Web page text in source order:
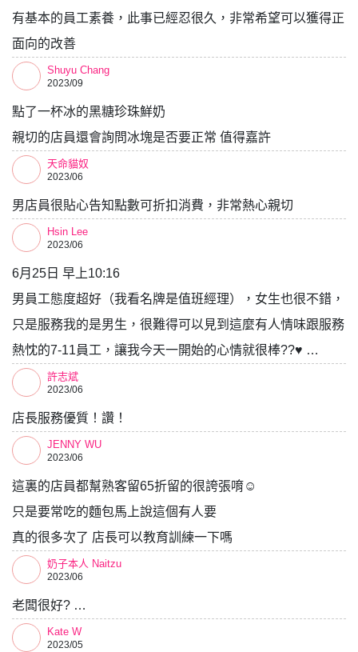
有基本的員工素養，此事已經忍很久，非常希望可以獲得正
面向的改善
Shuyu Chang
2023/09
點了一杯冰的黑糖珍珠鮮奶
親切的店員還會詢問冰塊是否要正常 值得嘉許
天命貓奴
2023/06
男店員很貼心告知點數可折扣消費，非常熱心親切
Hsin Lee
2023/06
6月25日 早上10:16
男員工態度超好（我看名牌是值班經理），女生也很不錯，
只是服務我的是男生，很難得可以見到這麼有人情味跟服務
熱忱的7-11員工，讓我今天一開始的心情就很棒??♥️ …
許志斌
2023/06
店長服務優質！讚！
JENNY WU
2023/06
這裏的店員都幫熟客留65折留的很誇張唷☺️
只是要常吃的麵包馬上說這個有人要
真的很多次了 店長可以教育訓練一下嗎
奶子本人 Naitzu
2023/06
老闆很好? …
Kate W
2023/05